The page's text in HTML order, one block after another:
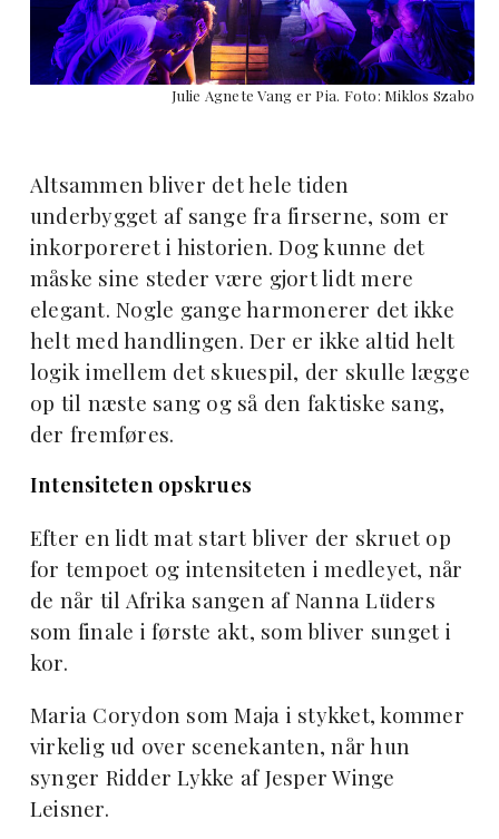
Julie Agnete Vang er Pia. Foto: Miklos Szabo
Altsammen bliver det hele tiden
underbygget af sange fra firserne, som er
inkorporeret i historien. Dog kunne det
måske sine steder være gjort lidt mere
elegant. Nogle gange harmonerer det ikke
helt med handlingen. Der er ikke altid helt
logik imellem det skuespil, der skulle lægge
op til næste sang og så den faktiske sang,
der fremføres.
Intensiteten opskrues
Efter en lidt mat start bliver der skruet op
for tempoet og intensiteten i medleyet, når
de når til Afrika sangen af Nanna Lüders
som finale i første akt, som bliver sunget i
kor.
Maria Corydon som Maja i stykket, kommer
virkelig ud over scenekanten, når hun
synger Ridder Lykke af Jesper Winge
Leisner.